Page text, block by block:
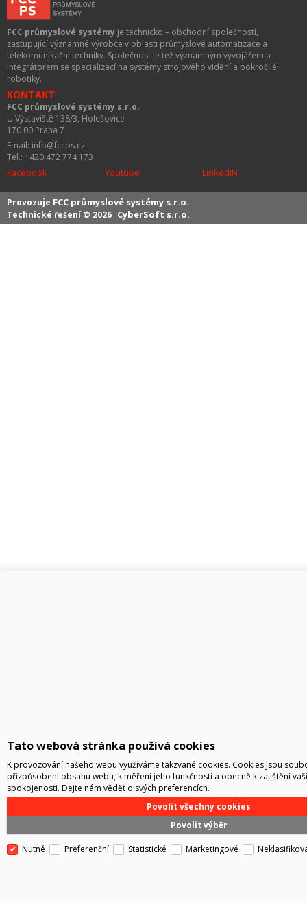
FCC průmyslové systémy je technicko – obchodní společností,
zastupující významné výrobce v oblasti průmyslové automatizace a
telekomunikační techniky. Společnost je též významným vývojářem a
integrátorem se specializací na systémy strojového vidění a pokročilé
robotiky.
KONTAKT
FCC průmyslové systémy s.r.o.
U Výstaviště 138/3, Holešovice
170 00 Praha 7
Email: info@fccps.cz
Tel.: +420 472 774 173
Facebook Youtube LinkedIN
Provozuje FCC průmyslové systémy s.r.o.
Technické řešení © 2026 CyberSoft s.r.o.
Tato webová stránka používá cookies
K provozování našeho webu využíváme takzvané cookies. Cookies jsou
přizpůsobení obsahu webu, k měření jeho funkčnosti a obecně k zajištění
spokojenosti. Dejte nám vědět o svých preferencích.
Povolit výběr
Povolit všechny cookies
Nutné Preferenční Statistické Marketingové